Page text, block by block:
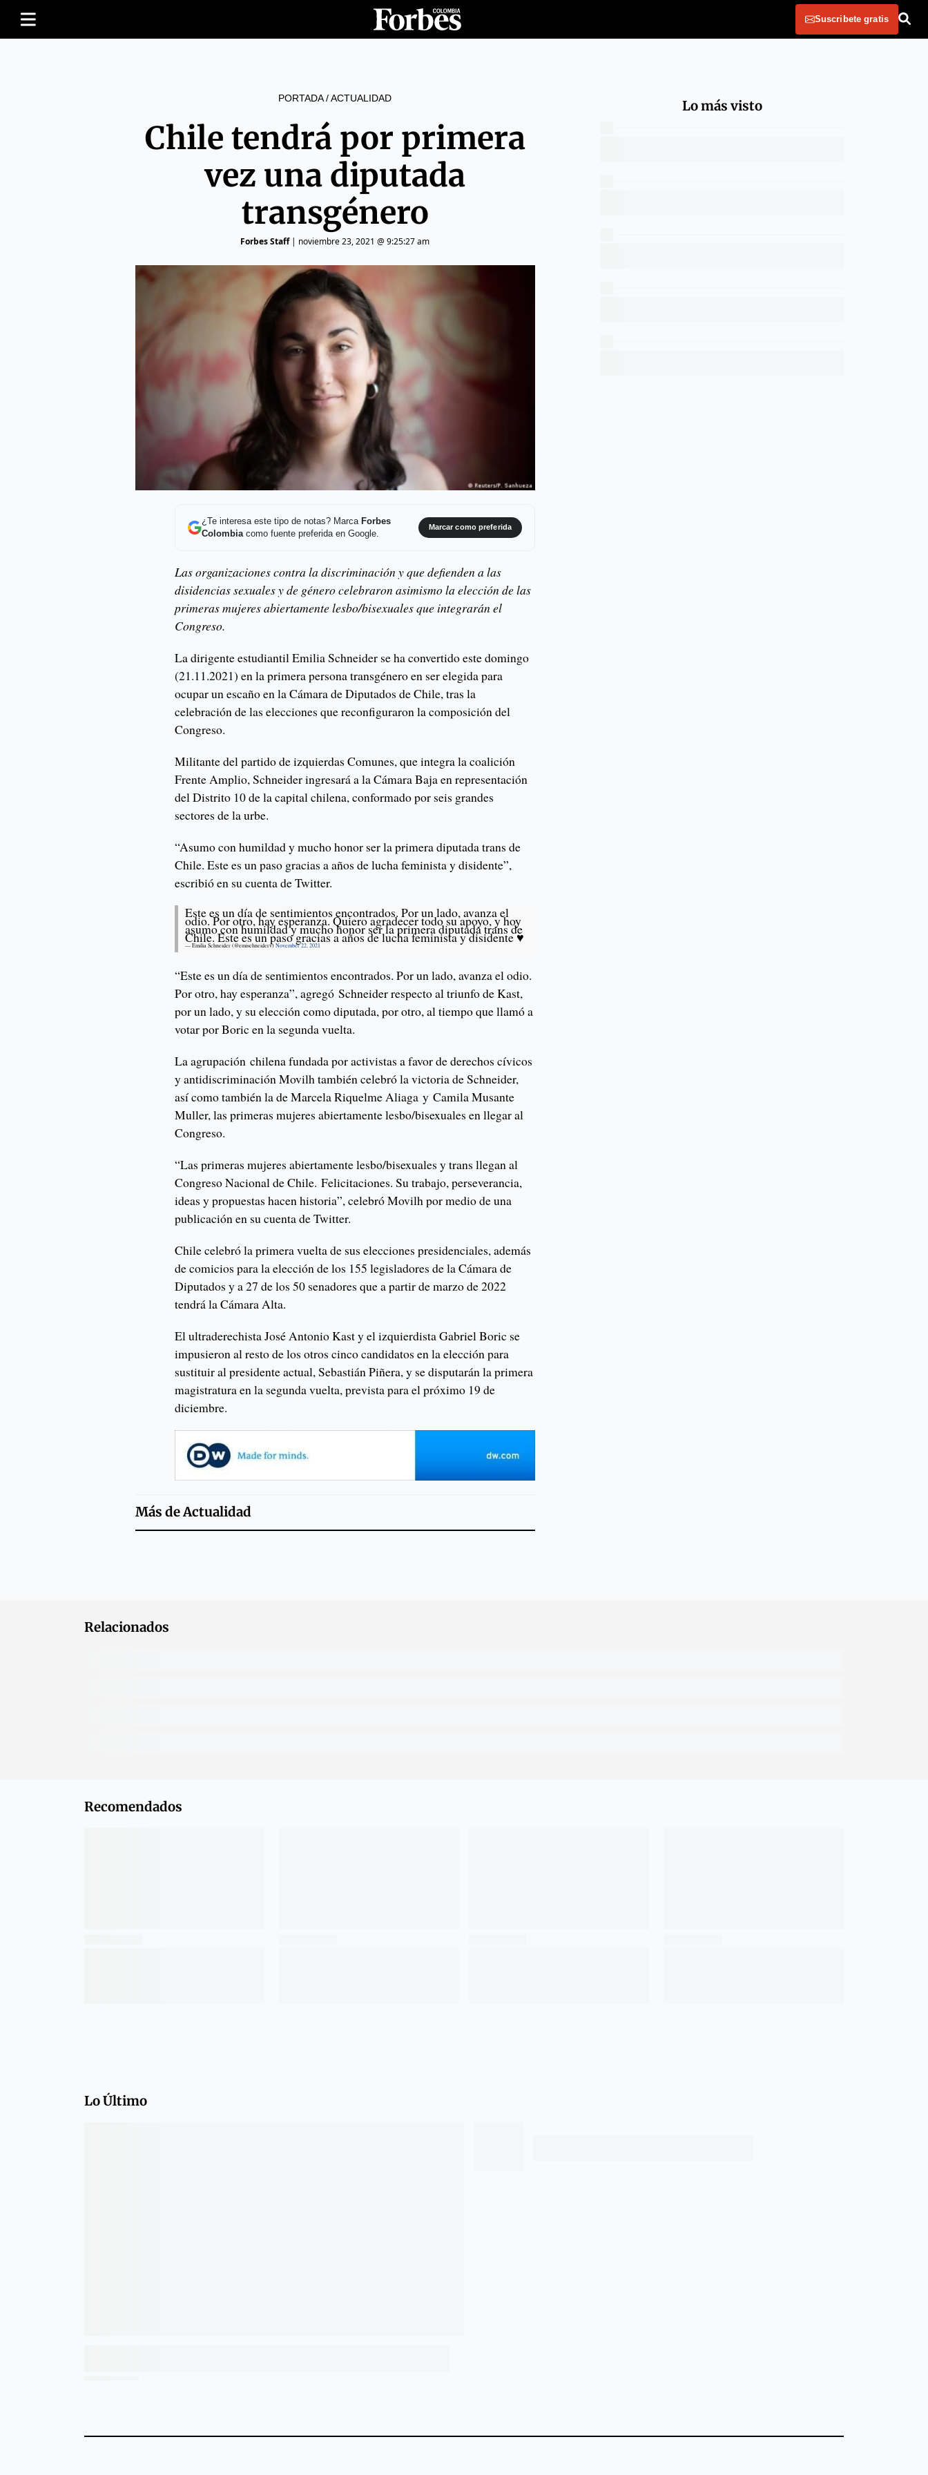
Suscribete gratis
PORTADA/ACTUALIDAD
Chile tendrá por primera
vez una diputada
transgénero
Forbes Staff| noviembre 23, 2021 @ 9:25:27 am
¿Te interesa este tipo de notas? Marca Forbes
Colombiacomo fuente preferida en Google.
Marcar como preferida
Las organizaciones contra la discriminación y que defienden a las
disidencias sexuales y de género celebraron asimismo la elección de las
primeras mujeres abiertamente lesbo/bisexuales que integrarán el
Congreso.
La dirigente estudiantil Emilia Schneider se ha convertido este domingo
(21.11.2021) en la primera persona transgénero en ser elegida para
ocupar un escaño en la Cámara de Diputados de Chile, tras la
celebración de las elecciones que reconfiguraron la composición del
Congreso.
Militante del partido de izquierdas Comunes, que integra la coalición
Frente Amplio, Schneider ingresará a la Cámara Baja en representación
del Distrito 10 de la capital chilena, conformado por seis grandes
sectores de la urbe.
“Asumo con humildad y mucho honor ser la primera diputada trans de
Chile. Este es un paso gracias a años de lucha feminista y disidente”,
escribió en su cuenta de Twitter.
Este es un día de sentimientos encontrados. Por un lado, avanza el
odio. Por otro, hay esperanza. Quiero agradecer todo su apoyo, y hoy
asumo con humildad y mucho honor ser la primera diputada trans de
Chile. Este es un paso gracias a años de lucha feminista y disidente ♥️
— Emilia Schneider (@emischneiderv)November 22, 2021
“Este es un día de sentimientos encontrados. Por un lado, avanza el odio.
Por otro, hay esperanza”, agregó Schneider respecto al triunfo de Kast,
por un lado, y su elección como diputada, por otro, al tiempo que llamó a
votar por Boric en la segunda vuelta.
La agrupación chilena fundada por activistas a favor de derechos cívicos
y antidiscriminación Movilh también celebró la victoria de Schneider,
así como también la de Marcela Riquelme Aliaga y Camila Musante
Muller, las primeras mujeres abiertamente lesbo/bisexuales en llegar al
Congreso.
“Las primeras mujeres abiertamente lesbo/bisexuales y trans llegan al
Congreso Nacional de Chile. Felicitaciones. Su trabajo, perseverancia,
ideas y propuestas hacen historia”, celebró Movilh por medio de una
publicación en su cuenta de Twitter.
Chile celebró la primera vuelta de sus elecciones presidenciales, además
de comicios para la elección de los 155 legisladores de la Cámara de
Diputados y a 27 de los 50 senadores que a partir de marzo de 2022
tendrá la Cámara Alta.
El ultraderechista José Antonio Kast y el izquierdista Gabriel Boric se
impusieron al resto de los otros cinco candidatos en la elección para
sustituir al presidente actual, Sebastián Piñera, y se disputarán la primera
magistratura en la segunda vuelta, prevista para el próximo 19 de
diciembre.
Más deActualidad
Lo más visto
Relacionados
Recomendados
Lo Último